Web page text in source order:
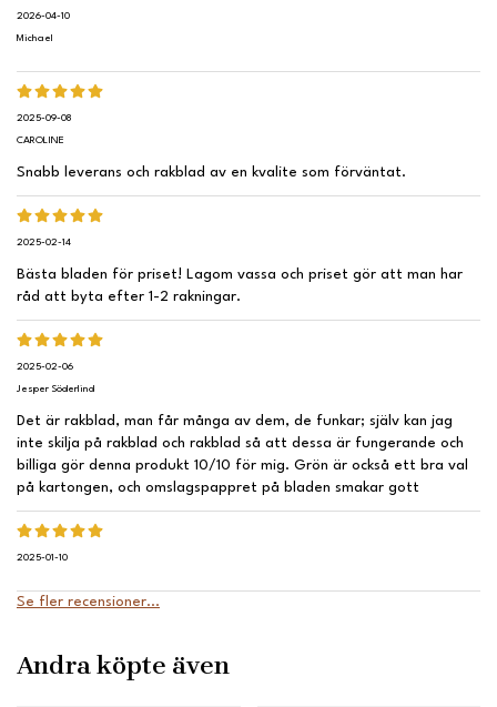
2026-04-10
Michael
2025-09-08
CAROLINE
Snabb leverans och rakblad av en kvalite som förväntat.
2025-02-14
Bästa bladen för priset! Lagom vassa och priset gör att man har
råd att byta efter 1-2 rakningar.
2025-02-06
Jesper Söderlind
Det är rakblad, man får många av dem, de funkar; själv kan jag
inte skilja på rakblad och rakblad så att dessa är fungerande och
billiga gör denna produkt 10/10 för mig. Grön är också ett bra val
på kartongen, och omslagspappret på bladen smakar gott
2025-01-10
Se fler recensioner...
Andra köpte även